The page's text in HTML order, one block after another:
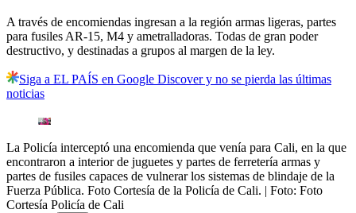
A través de encomiendas ingresan a la región armas ligeras, partes
para fusiles AR-15, M4 y ametralladoras. Todas de gran poder
destructivo, y destinadas a grupos al margen de la ley.
Siga a EL PAÍS en Google Discover y no se pierda las últimas
noticias
La Policía interceptó una encomienda que venía para Cali, en la que
encontraron a interior de juguetes y partes de ferretería armas y
partes de fusiles capaces de vulnerar los sistemas de blindaje de la
Fuerza Pública. Foto Cortesía de la Policía de Cali. | Foto: Foto
Cortesía Policía de Cali